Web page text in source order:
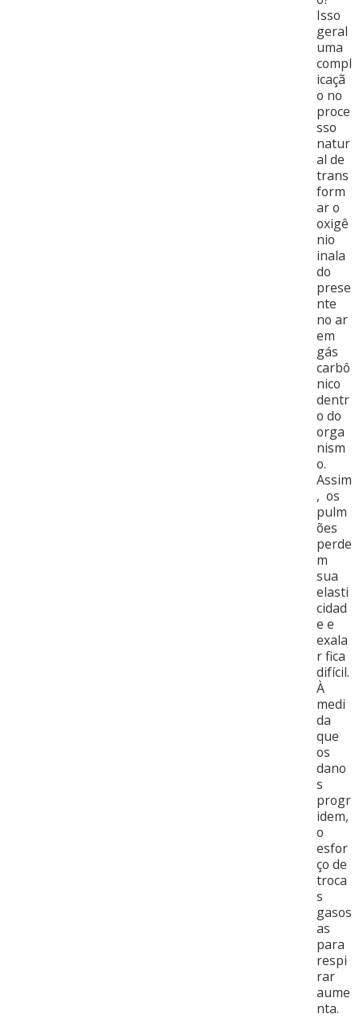
Isso
geral
uma
compl
icaçã
o no
proce
sso
natur
al de
trans
form
ar o
oxigê
nio
inala
do
prese
nte
no ar
em
gás
carbô
nico
dentr
o do
orga
nism
o.
Assim
, os
pulm
ões
perde
m
sua
elasti
cidad
e e
exala
r fica
difícil.
À
medi
da
que
os
dano
s
progr
idem,
o
esfor
ço de
troca
s
gasos
as
para
respi
rar
aume
nta.